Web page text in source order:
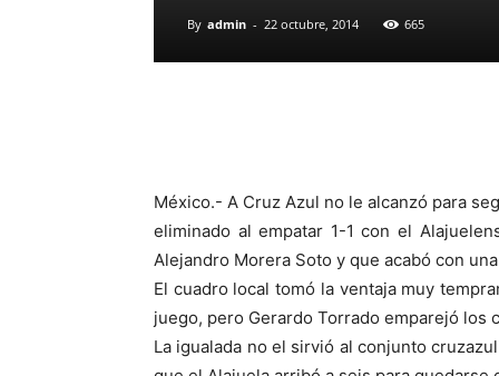
By admin - 22 octubre, 2014 665
México.- A Cruz Azul no le alcanzó para
eliminado al empatar 1-1 con el
Alejandro Morera Soto y que acabó con
El cuadro local tomó la ventaja muy
juego, pero Gerardo Torrado emparejó los
La igualada no el sirvió al conjunto